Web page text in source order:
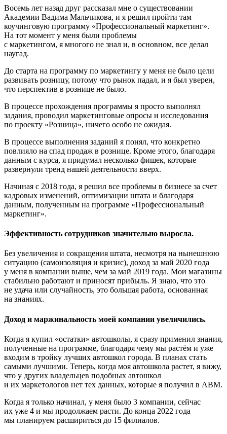
Восемь лет назад друг рассказал мне о существовании
Академии Вадима Мальчикова, и я решил пройти там
коучинговую программу «Профессиональный маркетинг».
На тот момент у меня были проблемы
с маркетингом, я многого не знал и, в основном, все делал
наугад.
До старта на программу по маркетингу у меня не было цели
развивать розницу, потому что рынок падал, и я был уверен,
что перспектив в рознице не было.
В процессе прохождения программы я просто выполнял
задания, проводил маркетинговые опросы и исследования
по проекту «Розница», ничего особо не ожидая.
В процессе выполнения заданий я понял, что конкретно
повлияло на спад продаж в рознице. Кроме этого, благодаря
данным с курса, я придумал несколько фишек, которые
развернули тренд нашей деятельности вверх.
Начиная с 2018 года, я решил все проблемы в бизнесе за счет
кадровых изменений, оптимизации штата и благодаря
данным, полученным на программе «Профессиональный
маркетинг».
Эффективность сотрудников значительно выросла.
Без увеличения и сокращения штата, несмотря на нынешнюю
ситуацию (самоизоляция и кризис), доход за май 2020 года
у меня в компании выше, чем за май 2019 года. Мои магазины
стабильно работают и приносят прибыль. Я знаю, что это
не удача или случайность, это большая работа, основанная
на знаниях.
Доход и маржинальность моей компании увеличились.
Когда я купил «остатки» автошколы, я сразу применил знания,
полученные на программе, благодаря чему мы растём и уже
входим в тройку лучших автошкол города. В планах стать
самыми лучшими. Теперь, когда моя автошкола растет, я вижу,
что у других владельцев подобных автошкол
и их маркетологов нет тех данных, которые я получил в АВМ.
Когда я только начинал, у меня было 3 компании, сейчас
их уже 4 и мы продолжаем расти. До конца 2022 года
мы планируем расшириться до 15 филиалов.